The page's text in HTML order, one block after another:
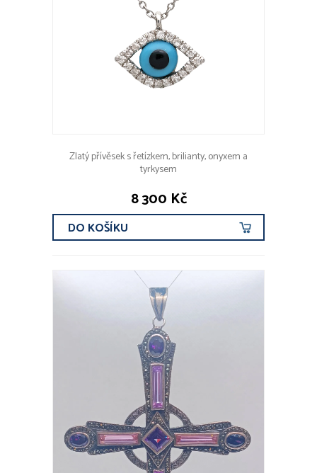
Zlatý přívěsek s řetízkem, brilianty, onyxem a
tyrkysem
8 300 Kč
DO KOŠÍKU